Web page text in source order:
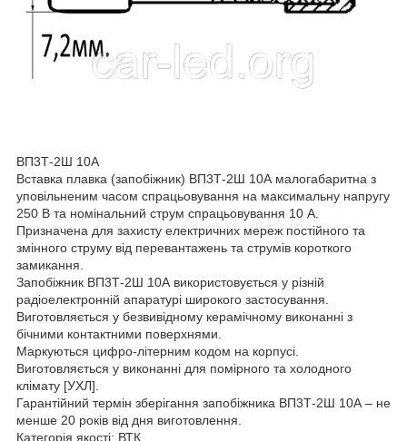
ВП3Т-2Ш 10А
Вставка плавка (запобіжник) ВП3Т-2Ш 10А малогабаритна з
уповільненим часом спрацьовування на максимальну напругу
250 В та номінальний струм спрацьовування 10 А.
Призначена для захисту електричних мереж постійного та
змінного струму від перевантажень та струмів короткого
замикання.
Запобіжник ВП3Т-2Ш 10А використовується у різній
радіоелектронній апаратурі широкого застосування.
Виготовляється у безвивідному керамічному виконанні з
бічними контактними поверхнями.
Маркуються цифро-літерним кодом на корпусі.
Виготовляється у виконанні для помірного та холодного
клімату [УХЛ].
Гарантійний термін зберігання запобіжника ВП3Т-2Ш 10А – не
менше 20 років від дня виготовлення.
Категорія якості: ВТК.